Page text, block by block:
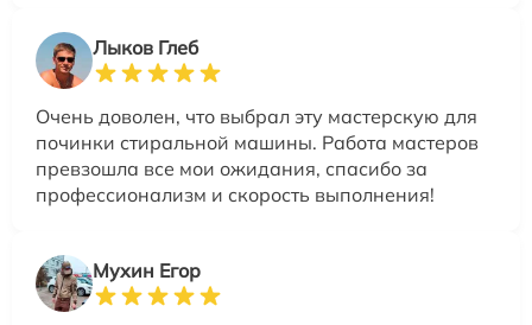
Лыков Глеб
Очень доволен, что выбрал эту мастерскую для
починки стиральной машины. Работа мастеров
превзошла все мои ожидания, спасибо за
профессионализм и скорость выполнения!
Мухин Егор